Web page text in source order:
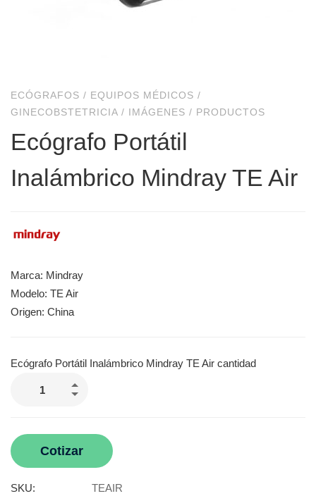
ECÓGRAFOS / EQUIPOS MÉDICOS /
GINECOBSTETRICIA / IMÁGENES / PRODUCTOS
Ecógrafo Portátil
Inalámbrico Mindray TE Air
Marca: Mindray
Modelo: TE Air
Origen: China
Ecógrafo Portátil Inalámbrico Mindray TE Air cantidad
Cotizar
SKU:
TEAIR